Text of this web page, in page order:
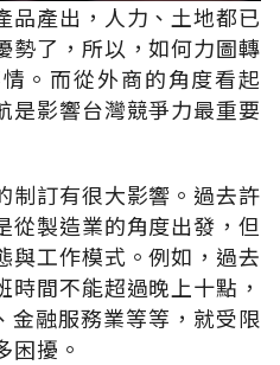
品產出，人力、土地都已
勢了，所以，如何力圖轉
。而從外商的角度看起
是影響台灣競爭力最重要
制訂有很大影響。過去許
從製造業的角度出發，但
與工作模式。例如，過去
間不能超過晚上十點，
金融服務業等等，就受限
困擾。